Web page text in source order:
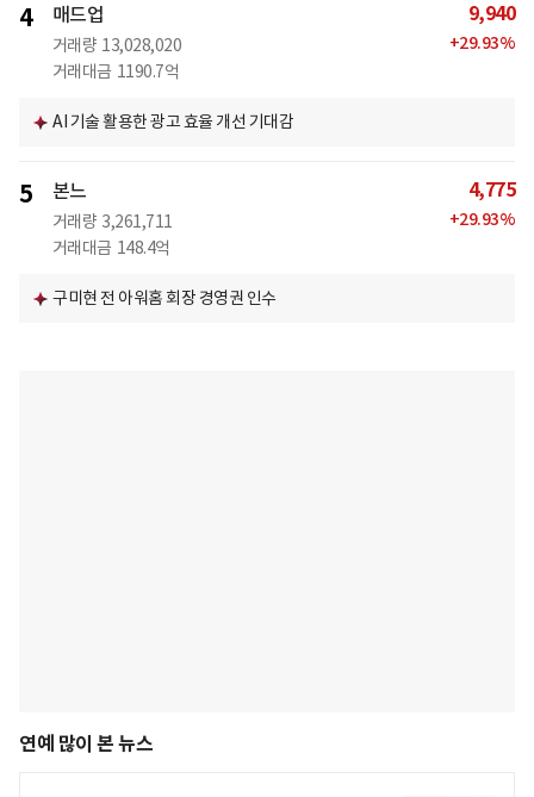
4 매드업
거래량 13,028,020
거래대금 1190.7억
9,940
+29.93%
AI 기술 활용한 광고 효율 개선 기대감
5 본느
거래량 3,261,711
거래대금 148.4억
4,775
+29.93%
구미현 전 아워홈 회장 경영권 인수
연예 많이 본 뉴스